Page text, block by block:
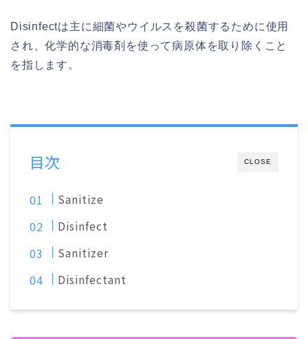
Disinfectは主に細菌やウイルスを殺菌するために使用
され、化学的な消毒剤を使って病原体を取り除くこと
を指します。
CLOSE
目次
Sanitize
Disinfect
Sanitizer
Disinfectant